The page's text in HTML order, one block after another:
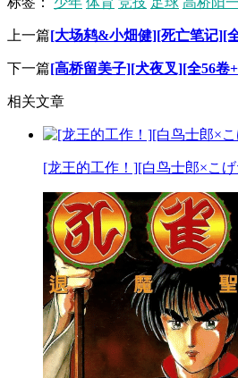
上一篇[大场鸫&小畑健][死亡笔记][
下一篇[高桥留美子][犬夜叉][全56卷
相关文章
[龙王的工作！][白鸟士郎×こ